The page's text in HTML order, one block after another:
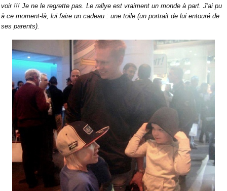
voir !!! Je ne le regrette pas. Le rallye est vraiment un monde à part. J'ai pu
à ce moment-là, lui faire un cadeau : une toile (un portrait de lui entouré de
ses parents).